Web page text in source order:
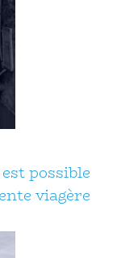
possible
viagère